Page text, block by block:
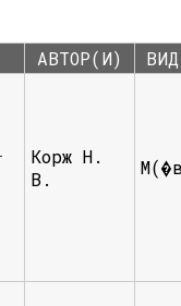
АВТОР(И) ВИД
Корж Н.
В.